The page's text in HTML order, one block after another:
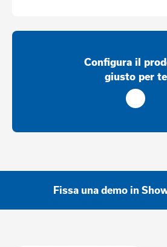
Configura il
giusto per te
Fissa una demo in